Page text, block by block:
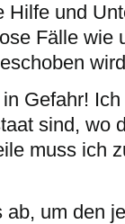
Hilfe und
Fälle wie
Gefahr!
sind, wo
muss ich
um den